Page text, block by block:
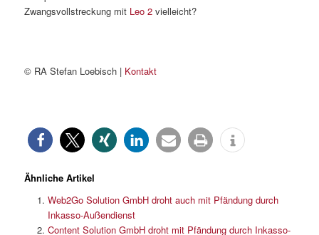
Zwangsvollstreckung mit Leo 2 vielleicht?
© RA Stefan Loebisch | Kontakt
Ähnliche Artikel
Web2Go Solution GmbH droht auch mit Pfändung durch
Inkasso-Außendienst
Content Solution GmbH droht mit Pfändung durch Inkasso-